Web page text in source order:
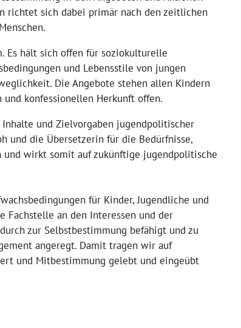
richtet sich dabei primär nach den zeitlichen
Es hält sich offen für soziokulturelle
und Lebensstile von jungen
Die Angebote stehen allen Kindern
konfessionellen Herkunft offen.
und Zielvorgaben jugendpolitischer
und die Übersetzerin für die Bedürfnisse,
und wirkt somit auf zukünftige jugendpolitische
für Kinder, Jugendliche und
Fachstelle an den Interessen und der
zur Selbstbestimmung befähigt und zu
angeregt. Damit tragen wir auf
und Mitbestimmung gelebt und eingeübt